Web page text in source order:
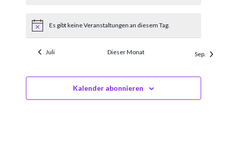
HinweisEs gibt keine Veranstaltungen an diesem Tag.
Juli Dieser Monat Sep.
Kalender abonnieren